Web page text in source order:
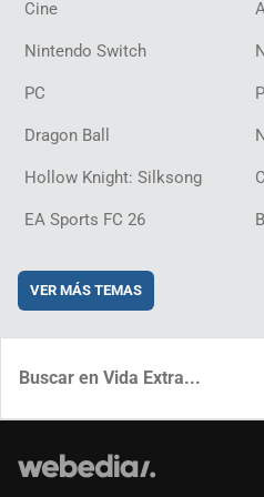
Cine
Nintendo Switch
PC
Dragon Ball
Hollow Knight: Silksong
EA Sports FC 26
VER MÁS TEMAS